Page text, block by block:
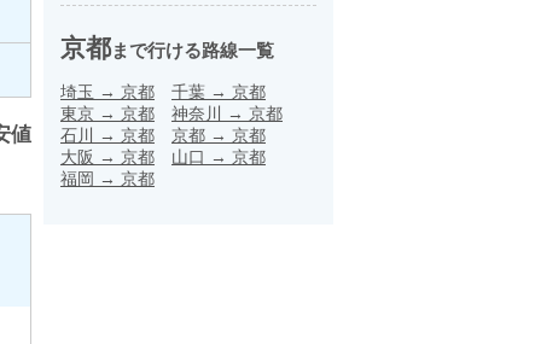
値
京都まで行ける路線一覧
埼玉 → 京都 千葉 → 京都
東京 → 京都 神奈川 → 京都
石川
→ 京都 京都 → 京都
大阪 → 京都 山口 → 京都
福岡 → 京都